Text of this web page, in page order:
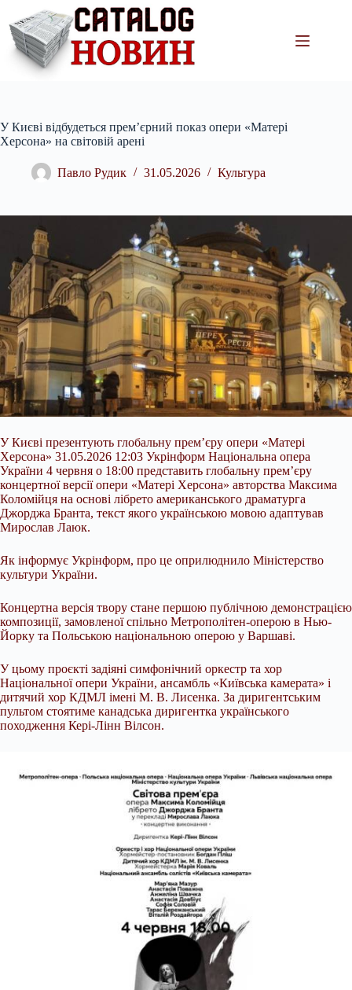
вмісту
У Києві відбудеться прем’єрний показ опери «Матері
Херсона» на світовій арені
Павло Рудик 31.05.2026 Культура
У Києві презентують глобальну прем’єру опери «Матері
Херсона» 31.05.2026 12:03 Укрінформ Національна опера
України 4 червня о 18:00 представить глобальну прем’єру
концертної версії опери «Матері Херсона» авторства Максима
Коломійця на основі лібрето американського драматурга
Джорджа Бранта, текст якого українською мовою адаптував
Мирослав Лаюк.
Як інформує Укрінформ, про це оприлюднило Міністерство
культури України.
Концертна версія твору стане першою публічною демонстрацією
композиції, замовленої спільно Метрополітен-оперою в Нью-
Йорку та Польською національною оперою у Варшаві.
У цьому проєкті задіяні симфонічний оркестр та хор
Національної опери України, ансамбль «Київська камерата» і
дитячий хор КДМЛ імені М. В. Лисенка. За диригентським
пультом стоятиме канадська диригентка українського
походження Кері-Лінн Вілсон.